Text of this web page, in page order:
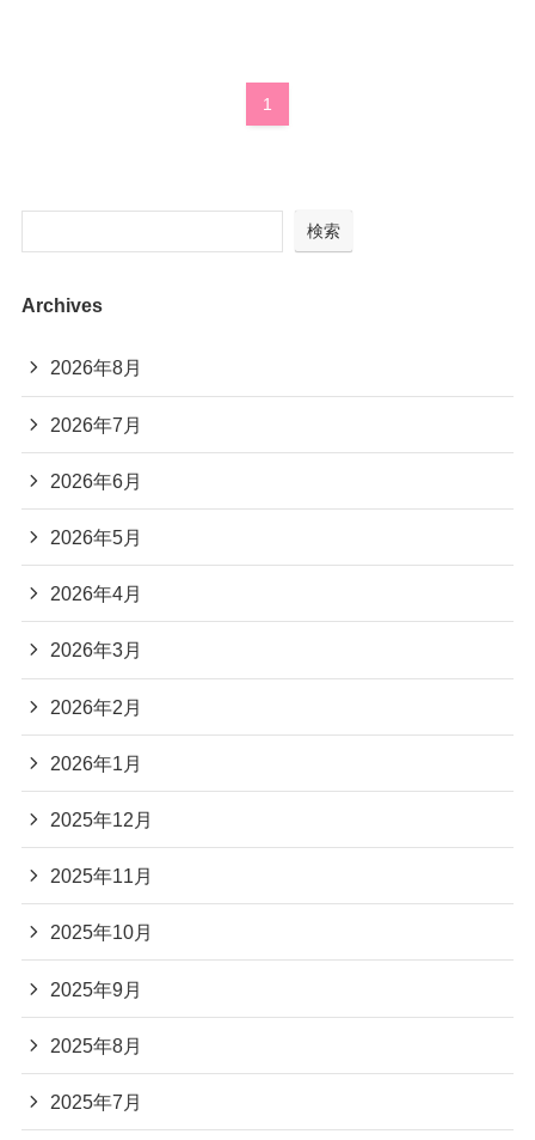
1
検索
Archives
2026年8月
2026年7月
2026年6月
2026年5月
2026年4月
2026年3月
2026年2月
2026年1月
2025年12月
2025年11月
2025年10月
2025年9月
2025年8月
2025年7月